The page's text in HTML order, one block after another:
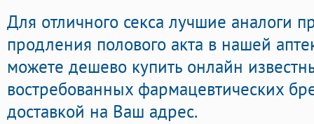
Для отличного секса лучшие аналоги
продления полового акта в нашей
можете дешево купить онлайн
востребованных фармацевтических
доставкой на Ваш адрес.